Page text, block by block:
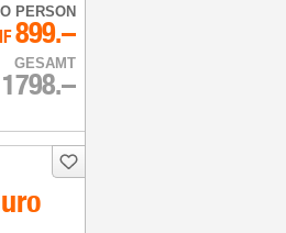
PERSON
899.–
GESAMT
1798.–